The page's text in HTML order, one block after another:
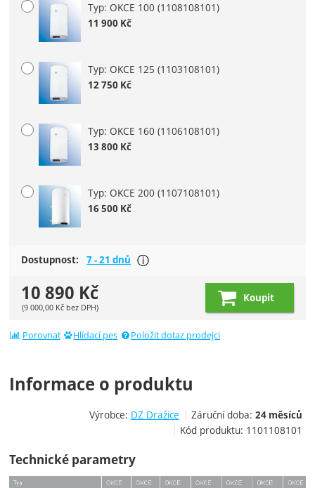
Typ: OKCE 100(1108108101)
11 900 Kč
Typ: OKCE 125(1103108101)
12 750 Kč
Typ: OKCE 160(1106108101)
13 800 Kč
Typ: OKCE 200(1107108101)
16 500 Kč
Dostupnost: 7 - 21 dnů
10 890 Kč
(9 000,00 Kč bez DPH)
Koupit
Porovnat Hlídací pes Položit dotaz prodejci
Informace o produktu
Výrobce: DZ Dražice Záruční doba: 24 měsíců
Kód produktu: 1101108101
Technické parametry